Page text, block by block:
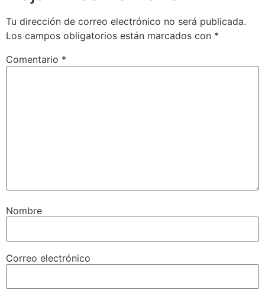
Tu dirección de correo electrónico no será publicada.
Los campos obligatorios están marcados con *
Comentario *
Nombre
Correo electrónico